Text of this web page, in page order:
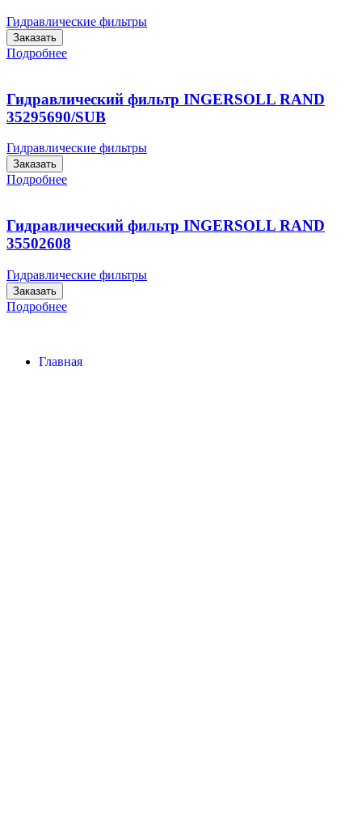
Гидравлические фильтры
Заказать
Подробнее
Гидравлический фильтр INGERSOLL RAND
35295690/SUB
Гидравлические фильтры
Заказать
Подробнее
Гидравлический фильтр INGERSOLL RAND
35502608
Гидравлические фильтры
Заказать
Подробнее
Главная